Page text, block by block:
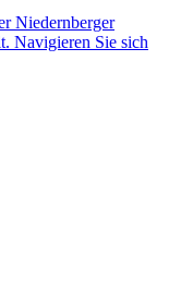
Niedernberger
Navigieren Sie sich